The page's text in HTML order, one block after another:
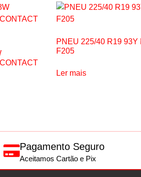
PNEU 225/40 R19 93Y
F205
Ler mais
Pagamento Seguro
Aceitamos Cartão e Pix